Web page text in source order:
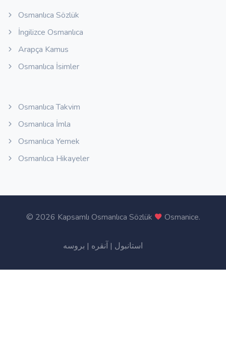
Osmanlıca Sözlük
İngilizce Osmanlıca
Arapça Kamus
Osmanlıca İsimler
Osmanlıca Takvim
Osmanlıca İmla
Osmanlıca Yemek
Osmanlıca Hikayeler
© 2026 Kapsamlı Osmanlıca Sözlük Osmanice.
استانبول | آنقره | بروسه